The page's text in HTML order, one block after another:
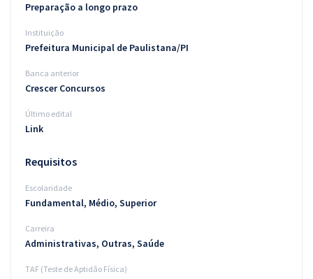
Aprovados
Atendimento
Preparação a longo prazo
Instituição
Prefeitura Municipal de Paulistana/PI
Banca anterior
Crescer Concursos
Último edital
Link
Requisitos
Escolaridade
Fundamental, Médio, Superior
Carreira
Administrativas, Outras, Saúde
TAF (Teste de Aptidão Física)